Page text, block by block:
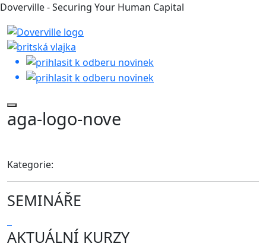
Doverville - Securing Your Human Capital
aga-logo-nove
Kategorie:
SEMINÁŘE
AKTUÁLNÍ KURZY